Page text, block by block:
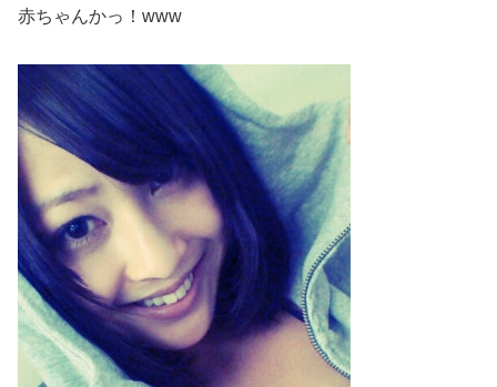
赤ちゃんかっ！www